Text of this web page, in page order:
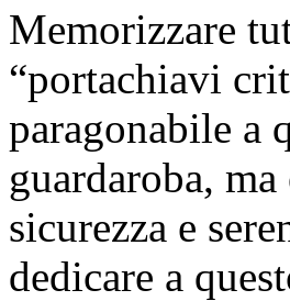
Memorizzare
“portachiavi
paragonabile a
guardaroba,
sicurezza e
dedicare a